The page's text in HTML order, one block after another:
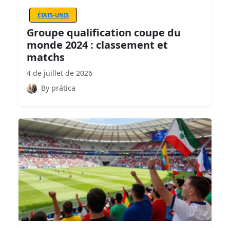
ÉTATS-UNIS
Groupe qualification coupe du
monde 2024 : classement et
matchs
4 de juillet de 2026
By prática